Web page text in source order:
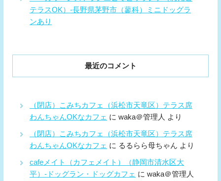
テラスOK）-長野県茅野市（蓼科）ミニドッグラ
ンあり
最近のコメント
（閉店）こみちカフェ（浜松市天竜区）テラス席
わんちゃんOKなカフェ に waka＠管理人 より
（閉店）こみちカフェ（浜松市天竜区）テラス席
わんちゃんOKなカフェ に るるらら母ちゃん より
cafeメイト（カフェメイト）（静岡市清水区大
平）-ドッグラン・ドッグカフェ に waka＠管理人